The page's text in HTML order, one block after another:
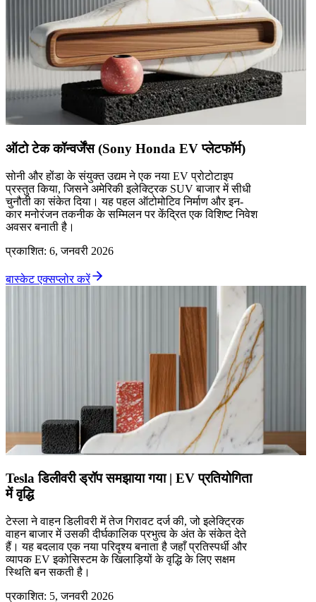
ऑटो टेक कॉन्वर्जेंस (Sony Honda EV प्लेटफॉर्म)
सोनी और होंडा के संयुक्त उद्यम ने एक नया EV प्रोटोटाइप
प्रस्तुत किया, जिसने अमेरिकी इलेक्ट्रिक SUV बाजार में सीधी
चुनौती का संकेत दिया। यह पहल ऑटोमोटिव निर्माण और इन-
कार मनोरंजन तकनीक के सम्मिलन पर केंद्रित एक विशिष्ट निवेश
अवसर बनाती है।
प्रकाशित: 6, जनवरी 2026
बास्केट एक्सप्लोर करें
Tesla डिलीवरी ड्रॉप समझाया गया | EV प्रतियोगिता
में वृद्धि
टेस्ला ने वाहन डिलीवरी में तेज गिरावट दर्ज की, जो इलेक्ट्रिक
वाहन बाजार में उसकी दीर्घकालिक प्रभुत्व के अंत के संकेत देते
हैं। यह बदलाव एक नया परिदृश्य बनाता है जहाँ प्रतिस्पर्धी और
व्यापक EV इकोसिस्टम के खिलाड़ियों के वृद्धि के लिए सक्षम
स्थिति बन सकती है।
प्रकाशित: 5, जनवरी 2026